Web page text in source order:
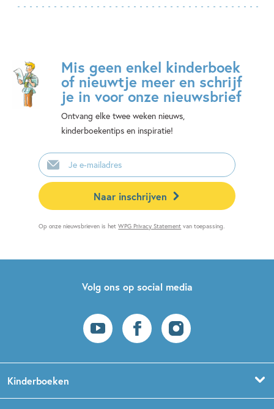
Mis geen enkel kinderboek
of nieuwtje meer en schrijf
je in voor onze nieuwsbrief
Ontvang elke twee weken nieuws,
kinderboekentips en inspiratie!
E-
mailadres
Naar inschrijven
Op onze nieuwsbrieven is hetWPG Privacy Statement van toepassing.
Volg ons op social media
Kinderboeken